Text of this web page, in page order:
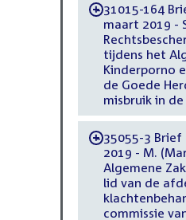
-31015-164
maart 2019 -
tijdens het
Kinderporno
de Goede
misbruik in
-35055-3
2019 - M.
Algemene
lid van de
commissie